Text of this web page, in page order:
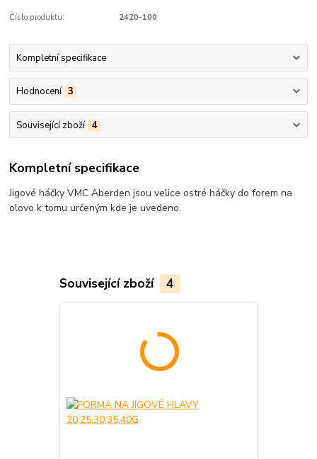
Číslo produktu: 2420-100
Kompletní specifikace
Hodnocení 3
Související zboží 4
Kompletní specifikace
Jigové háčky VMC Aberden jsou velice ostré háčky do forem na
olovo k tomu určeným kde je uvedeno.
Související zboží 4